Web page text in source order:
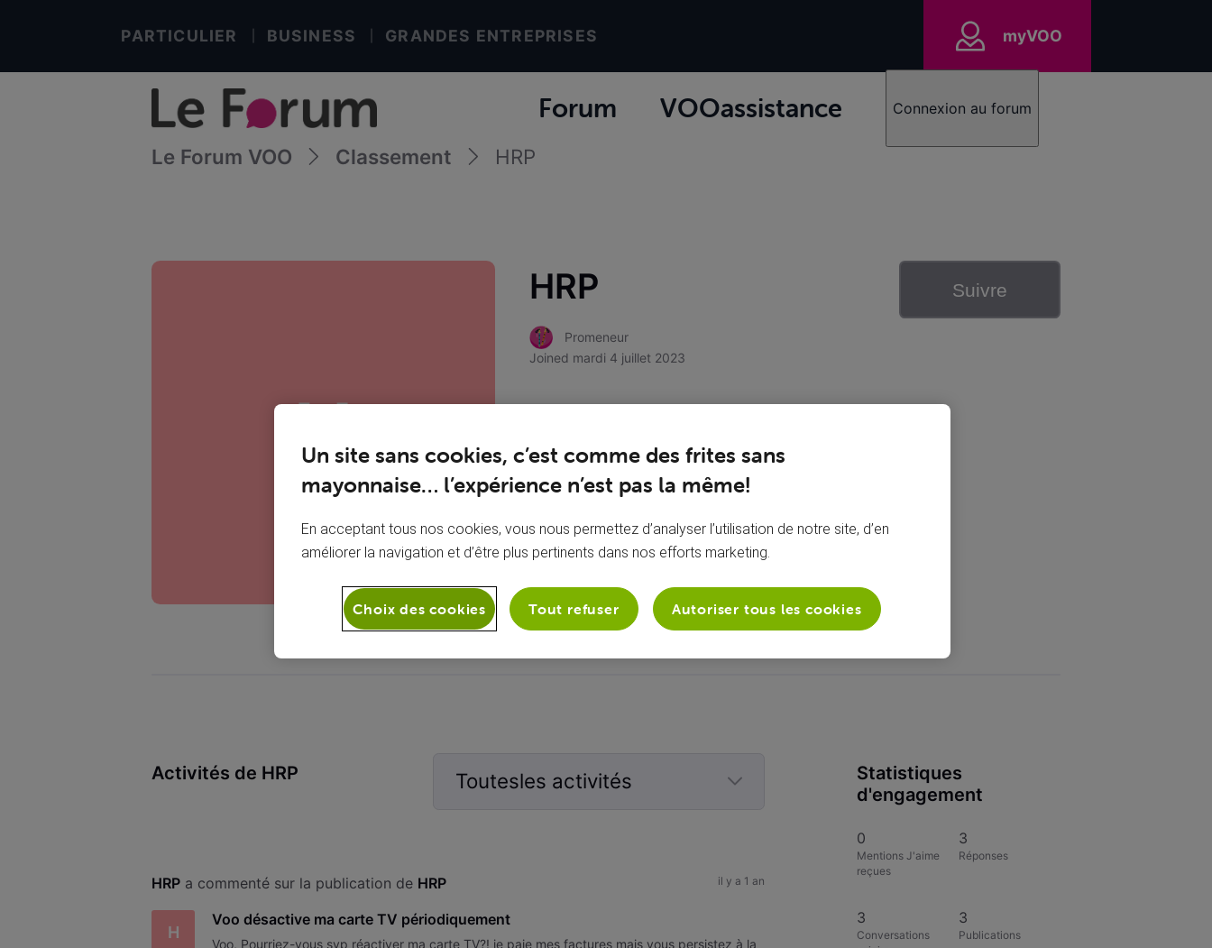
PARTICULIER BUSINESS GRANDES ENTREPRISES myVOO
Forum VOOassistance Connexion au forum
Le Forum VOO Classement HRP
H
HRP
Promeneur
Joined mardi 4 juillet 2023
Suivre
Aucune bio ajoutée
Activités de HRP
Toutesles activités
HRP a commenté sur la publication de HRP il y a 1 an
H
Voo désactive ma carte TV périodiquement
Voo, Pourriez-vous svp réactiver ma carte TV?! je paie mes factures mais vous persistez à la
Statistiques
d'engagement
0
Mentions J'aime
reçues
3
Réponses
3
Conversations
3
Publications
Un site sans cookies, c’est comme des frites sans
mayonnaise… l’expérience n’est pas la même!
En acceptant tous nos cookies, vous nous permettez d’analyser l’utilisation de notre site, d’en
améliorer la navigation et d’être plus pertinents dans nos efforts marketing.
Tout refuser Autoriser tous les cookies
Choix des cookies